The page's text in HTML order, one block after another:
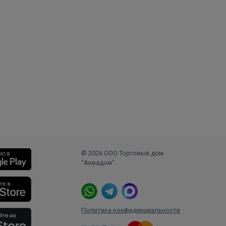
© 2026 ООО Торговый дом
"Аквадом".
.
Политика конфиденциальности